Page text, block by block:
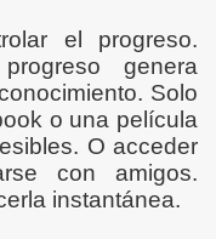
el progreso.
genera
Solo
o una película
O acceder
con amigos.
instantánea.